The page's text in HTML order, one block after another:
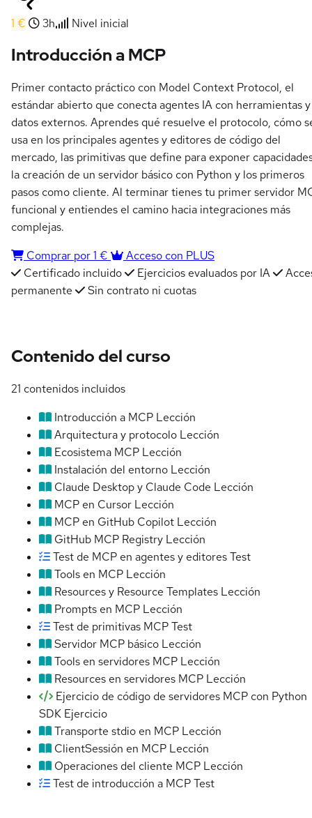
1 € 3h Nivel inicial
Introducción a MCP
Primer contacto práctico con Model Context Protocol, el
estándar abierto que conecta agentes IA con herramientas y
datos externos. Aprendes qué resuelve el protocolo, cómo
usa en los principales agentes y editores de código del
mercado, las primitivas que define para exponer
la creación de un servidor básico con Python y los primeros
pasos como cliente. Al terminar tienes tu primer servidor
funcional y entiendes el camino hacia integraciones más
complejas.
Comprar por 1 €
Acceso con PLUS
Certificado incluido
Ejercicios evaluados por IA
permanente
Sin contrato ni cuotas
Contenido del curso
21 contenidos incluidos
Introducción a MCP Lección
Arquitectura y protocolo Lección
Ecosistema MCP Lección
Instalación del entorno Lección
Claude Desktop y Claude Code Lección
MCP en Cursor Lección
MCP en GitHub Copilot Lección
GitHub MCP Registry Lección
Test de MCP en agentes y editoresTest
Tools en MCP Lección
Resources y Resource Templates Lección
Prompts en MCP Lección
Test de primitivas MCPTest
Servidor MCP básico Lección
Tools en servidores MCP Lección
Resources en servidores MCP Lección
Ejercicio de código de servidores MCP con Python
SDK Ejercicio
Transporte stdio en MCP Lección
ClientSessión en MCP Lección
Operaciones del cliente MCP Lección
Test de introducción a MCPTest